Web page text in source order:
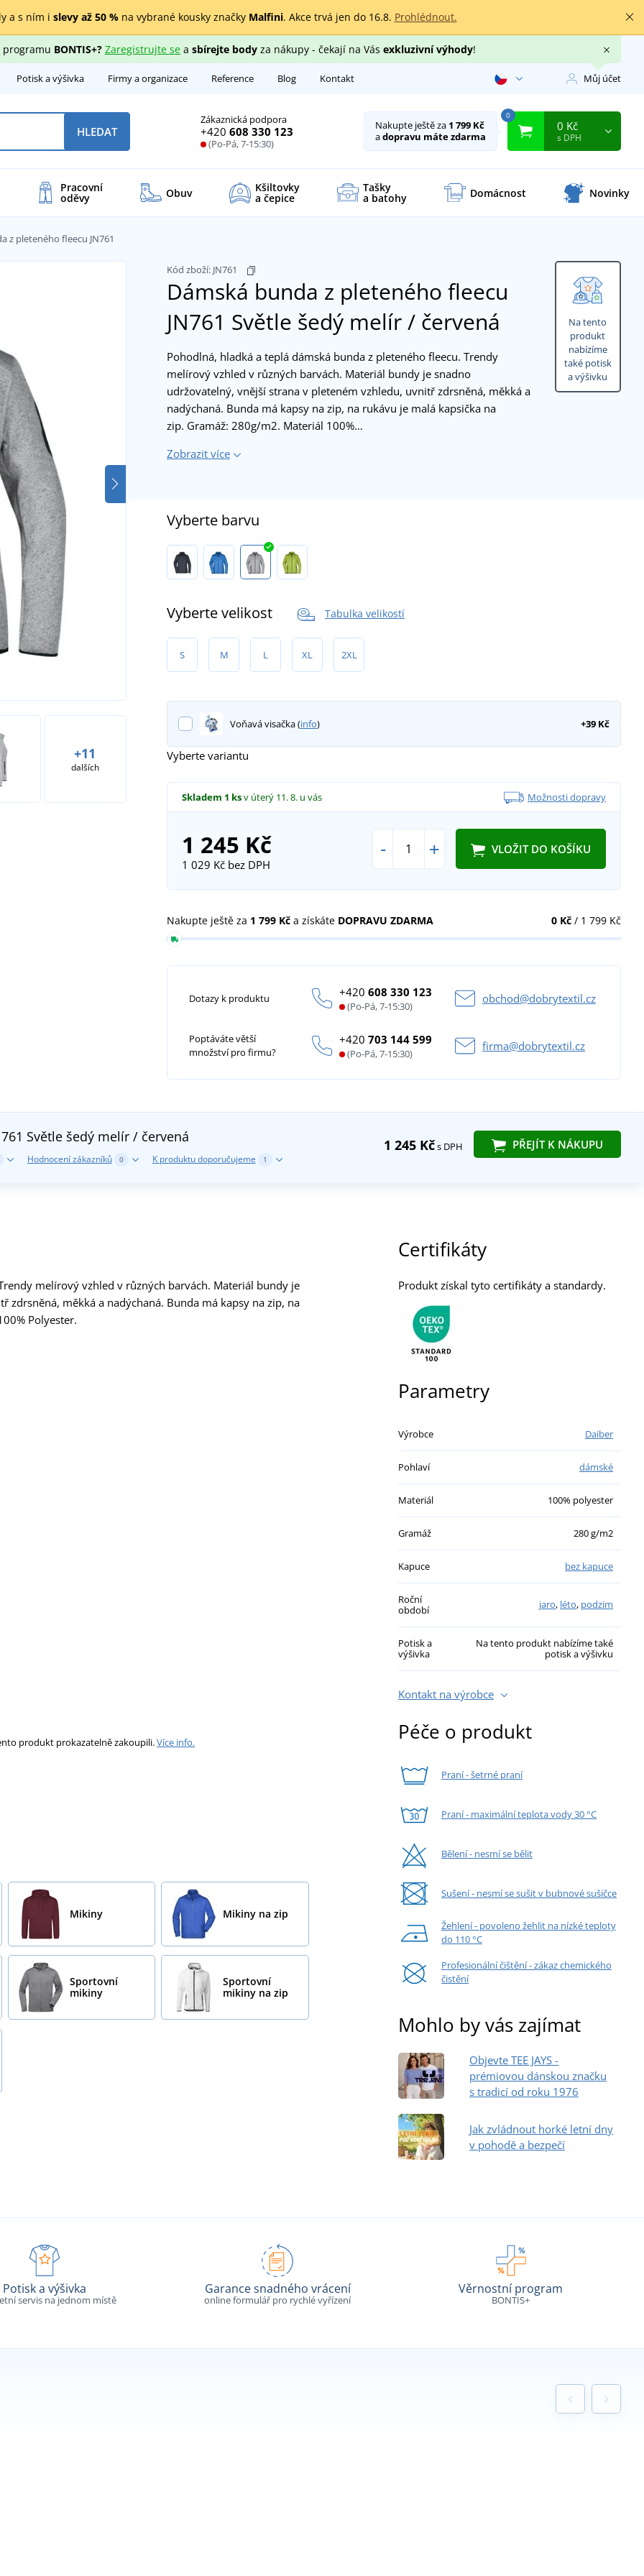
a s ním i slevy až 50 %na vybrané kousky značky Malfini. Akce trvá jen do 16.8. Prohlédnout.
programu BONTIS+? Zaregistrujte sea sbírejte bodyza nákupy - čekají na Vás exkluzivní výhody!
Potisk a výšivka Firmy a organizace Reference Blog Kontakt Můj účet
Zákaznická podpora
+420 608 330 123
(Po-Pá, 7-15:30)
HLEDAT Nakupte ještě za 1 799 Kč
adopravu máte zdarma
0
0 Kč
s DPH
Pracovní
oděvy Obuv Kšiltovky
a čepice
Tašky
a batohy Domácnost Novinky
z pleteného fleecu JN761
Na tento
produkt
nabízíme
také potisk
a výšivku
Kód zboží: JN761
Dámská bunda z pleteného fleecu
JN761 Světle šedý melír / červená
+11
dalších
Pohodlná, hladká a teplá dámská bunda z pleteného fleecu. Trendy
melírový vzhled v různých barvách. Materiál bundy je snadno
udržovatelný, vnější strana v pleteném vzhledu, uvnitř zdrsněná, měkká a
nadýchaná. Bunda má kapsy na zip, na rukávu je malá kapsička na
zip. Gramáž: 280g/m2. Materiál 100%…
Zobrazit více
Vyberte barvu
Vyberte velikost Tabulka velikostí
S M L XL 2XL
Voňavá visačka (info) +39 Kč
Vyberte variantu
Skladem 1 ksv úterý 11. 8. u vás Možnosti dopravy
1 245 Kč
1 029 Kčbez DPH
- + VLOŽIT DO KOŠÍKU
0 Kč/ 1 799 Kč
Nakupte ještě za 1 799 Kč a získáte DOPRAVU ZDARMA
Dotazy k produktu +420608 330 123
(Po-Pá, 7-15:30)
obchod@dobrytextil.cz
Poptáváte větší
množství pro firmu?
+420703 144 599
(Po-Pá, 7-15:30)
firma@dobrytextil.cz
1 245 Kčs DPH PŘEJÍT K NÁKUPU
Světle šedý melír / červená
Hodnocení zákazníků 0 K produktu doporučujeme 1
melírový vzhled v různých barvách. Materiál bundy je
měkká a nadýchaná. Bunda má kapsy na zip, na
Polyester.
produkt prokazatelně zakoupili.Více info.
Mikiny Mikiny na zip
Sportovní
mikiny
Sportovní
mikiny na zip
Certifikáty
Produkt získal tyto certifikáty a standardy.
Parametry
Výrobce Daiber
Pohlaví dámské
Materiál 100% polyester
Gramáž 280 g/m2
Kapuce bez kapuce
Roční
období
jaro, léto, podzim
Potisk a
výšivka
Na tento produkt nabízíme také
potisk a výšivku
Kontakt na výrobce
Péče o produkt
Praní - šetrné praní
Praní - maximální teplota vody 30 °C
Bělení - nesmí se bělit
Sušení - nesmí se sušit v bubnové sušičce
Žehlení - povoleno žehlit na nízké teploty
do 110 °C
Profesionální čištění - zákaz chemického
čistění
Mohlo by vás zajímat
Objevte TEE JAYS -
prémiovou dánskou značku
s tradicí od roku 1976
Jak zvládnout horké letní dny
v pohodě a bezpečí
Potisk a výšivka
servis na jednom místě
Garance snadného vrácení
online formulář pro rychlé vyřízení
Věrnostní program
BONTIS+